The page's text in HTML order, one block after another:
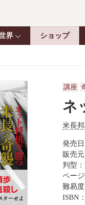
界 ショップ
講座
ネ
米長
発売
販売元
判型
ペー
難易度
ISBN